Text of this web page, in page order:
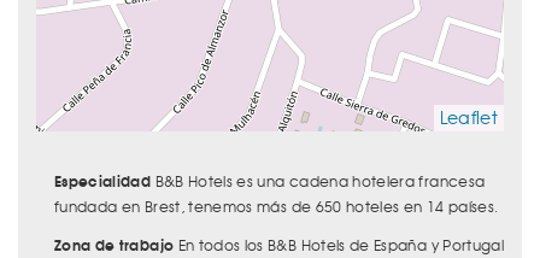
Leaflet
Especialidad B&B Hotels es una cadena hotelera francesa
fundada en Brest, tenemos más de 650 hoteles en 14 países.
Zona de trabajo En todos los B&B Hotels de España y Portugal